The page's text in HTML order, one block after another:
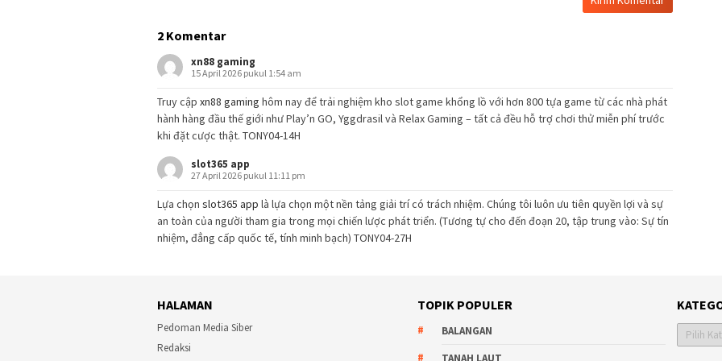
2 Komentar
xn88 gaming
15 April 2026 pukul 1:54 am
Truy cập xn88 gaming hôm nay để trải nghiệm kho slot game khổng lồ với hơn 800 tựa game từ các nhà phát
hành hàng đầu thế giới như Play’n GO, Yggdrasil và Relax Gaming – tất cả đều hỗ trợ chơi thử miễn phí trước
khi đặt cược thật. TONY04-14H
slot365 app
27 April 2026 pukul 11:11 pm
Lựa chọn slot365 app là lựa chọn một nền tảng giải trí có trách nhiệm. Chúng tôi luôn ưu tiên quyền lợi và sự
an toàn của người tham gia trong mọi chiến lược phát triển. (Tương tự cho đến đoạn 20, tập trung vào: Sự tín
nhiệm, đẳng cấp quốc tế, tính minh bạch) TONY04-27H
HALAMAN
Pedoman Media Siber
Redaksi
TOPIK POPULER
BALANGAN
TANAH LAUT
Kategori